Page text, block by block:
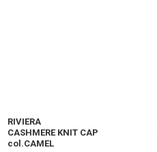
RIVIERA
CASHMERE KNIT CAP
col.CAMEL